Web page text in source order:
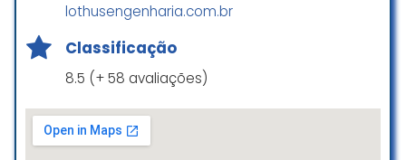
Meu contato com Marcelo foi
perfeito, atencioso aos detalhes,
ótimo profissional, nos deu todo
apoio necessário. Profissionalismo
lothusengenharia.com.br
Classificação
8.5 (+ 58 avaliações)